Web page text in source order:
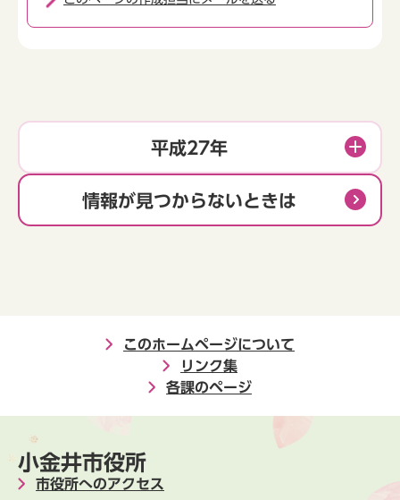
平成27年
情報が見つからないときは
このホームページについて
リンク集
各課のページ
小金井市役所
市役所へのアクセス